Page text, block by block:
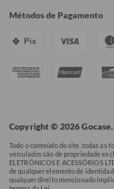
Métodos de Pagamento
Pix
Copyright © 2026
Todo o conteúdo do site, todas as
veículados são de propriedade
ELETRÔNICOS E ACESSÓRIOS
de qualquer elemento de
qualquer direito mencionado